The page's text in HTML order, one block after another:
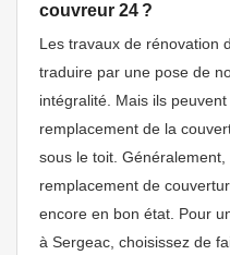
couvreur 24 ?
Les travaux de rénovation
traduire par une pose de
intégralité. Mais ils
remplacement de la
sous le toit.
remplacement de
encore en bon état. Pour
à Sergeac, choisissez de